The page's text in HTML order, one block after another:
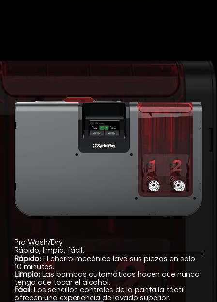
Pro Wash/Dry
Rápido, limpio, fácil.
Rápido: El chorro mecánico lava sus piezas en solo
10 minutos.
Limpio: Las bombas automáticas hacen que nunca
tenga que tocar el alcohol.
Fácil: Los sencillos controles de la pantalla táctil
ofrecen una experiencia de lavado superior.